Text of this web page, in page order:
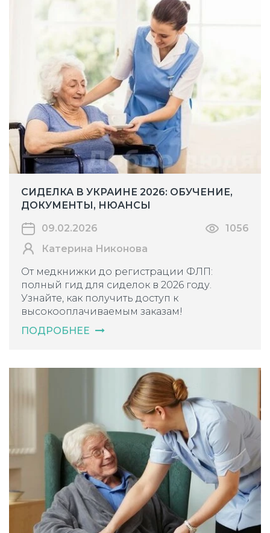
СИДЕЛКА В УКРАИНЕ 2026: ОБУЧЕНИЕ,
ДОКУМЕНТЫ, НЮАНСЫ
09.02.2026
1056
Катерина Никонова
От медкнижки до регистрации ФЛП:
полный гид для сиделок в 2026 году.
Узнайте, как получить доступ к
высокооплачиваемым заказам!
ПОДРОБНЕЕ